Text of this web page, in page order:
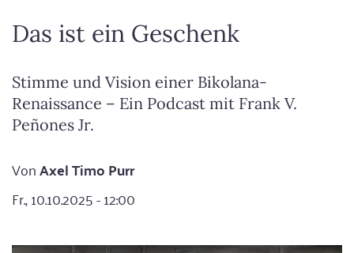
Das ist ein Geschenk
Stimme und Vision einer Bikolana-
Renaissance – Ein Podcast mit Frank V.
Peñones Jr.
VonAxel Timo Purr
Fr., 10.10.2025 - 12:00